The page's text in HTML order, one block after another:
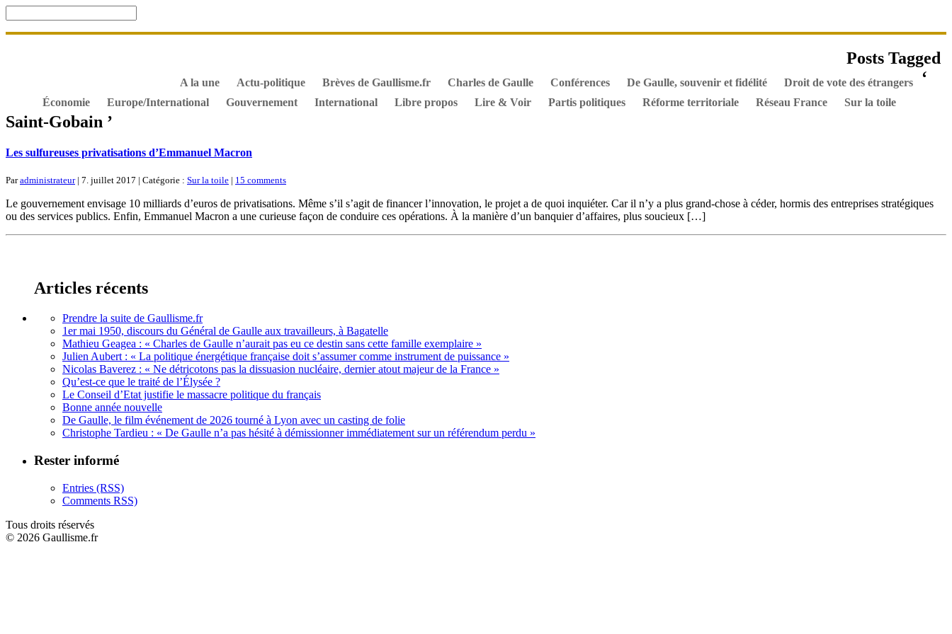
A la une Actu-politique Brèves de Gaullisme.fr Charles de Gaulle Conférences De Gaulle, souvenir et fidélité
Droit de vote des étrangers
Économie
Europe/International Gouvernement International Libre propos Lire & Voir Partis politiques Réforme territoriale Réseau France Sur la toile
Posts Tagged
‘
Saint-Gobain ’
Les sulfureuses privatisations d’Emmanuel Macron
Paradministrateur| 7. juillet 2017 | Catégorie : Sur la toile | 15 comments
Le gouvernement envisage 10 milliards d’euros de privatisations. Même s’il s’agit de financer l’innovation, le projet a de quoi inquiéter. Car il n’y a plus grand-chose à céder, hormis des entreprises stratégiques
ou des services publics. Enfin, Emmanuel Macron a une curieuse façon de conduire ces opérations. À la manière d’un banquier d’affaires, plus soucieux […]
Articles récents
Prendre la suite de Gaullisme.fr
1er mai 1950, discours du Général de Gaulle aux travailleurs, à Bagatelle
Mathieu Geagea : « Charles de Gaulle n’aurait pas eu ce destin sans cette famille exemplaire »
Julien Aubert : « La politique énergétique française doit s’assumer comme instrument de puissance »
Nicolas Baverez : « Ne détricotons pas la dissuasion nucléaire, dernier atout majeur de la France »
Qu’est-ce que le traité de l’Élysée ?
Le Conseil d’Etat justifie le massacre politique du français
Bonne année nouvelle
De Gaulle, le film événement de 2026 tourné à Lyon avec un casting de folie
Christophe Tardieu : « De Gaulle n’a pas hésité à démissionner immédiatement sur un référendum perdu »
Rester informé
Entries (RSS)
Comments RSS)
Tous droits réservés
© 2026 Gaullisme.fr